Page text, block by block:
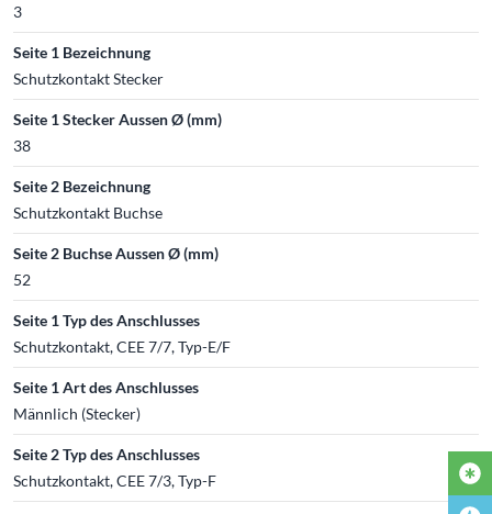
3
Seite 1 Bezeichnung
Schutzkontakt Stecker
Seite 1 Stecker Aussen Ø (mm)
38
Seite 2 Bezeichnung
Schutzkontakt Buchse
Seite 2 Buchse Aussen Ø (mm)
52
Seite 1 Typ des Anschlusses
Schutzkontakt, CEE 7/7, Typ-E/F
Seite 1 Art des Anschlusses
Männlich (Stecker)
Seite 2 Typ des Anschlusses
Schutzkontakt, CEE 7/3, Typ-F